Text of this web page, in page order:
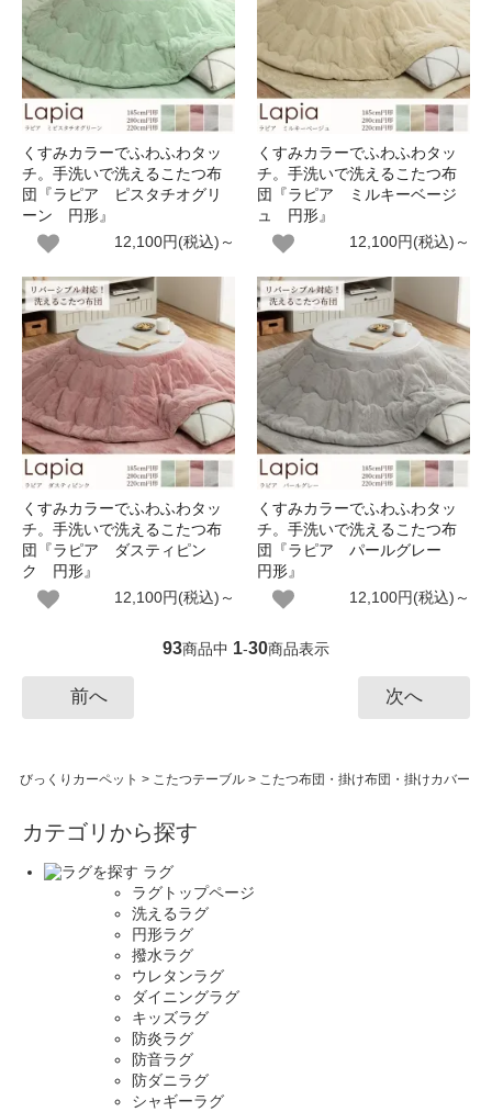
くすみカラーでふわふわタッ
チ。手洗いで洗えるこたつ布
団『ラピア ピスタチオグリ
ーン 円形』
12,100円(税込)～
くすみカラーでふわふわタッ
チ。手洗いで洗えるこたつ布
団『ラピア ミルキーベージ
ュ 円形』
12,100円(税込)～
くすみカラーでふわふわタッ
チ。手洗いで洗えるこたつ布
団『ラピア ダスティピン
ク 円形』
12,100円(税込)～
くすみカラーでふわふわタッ
チ。手洗いで洗えるこたつ布
団『ラピア パールグレー
円形』
12,100円(税込)～
93商品中 1-30商品表示
前へ 次へ
びっくりカーペット > こたつテーブル> こたつ布団・掛け布団・掛けカバー
カテゴリから探す
ラグ
ラグトップページ
洗えるラグ
円形ラグ
撥水ラグ
ウレタンラグ
ダイニングラグ
キッズラグ
防炎ラグ
防音ラグ
防ダニラグ
シャギーラグ